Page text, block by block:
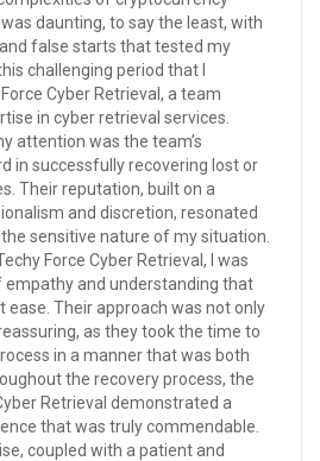
daunting, to say the least, with
false starts that tested my
challenging period that I
Cyber Retrieval, a team
in cyber retrieval services.
attention was the team’s
in successfully recovering lost or
Their reputation, built on a
and discretion, resonated
sensitive nature of my situation.
Force Cyber Retrieval, I was
empathy and understanding that
Their approach was not only
as they took the time to
in a manner that was both
the recovery process, the
Retrieval demonstrated a
that was truly commendable.
coupled with a patient and